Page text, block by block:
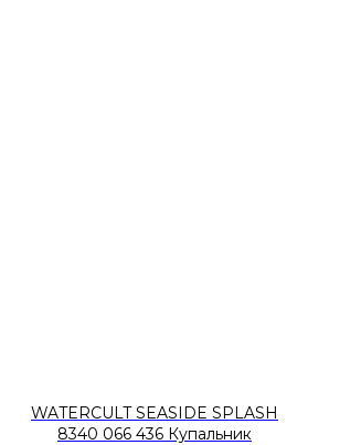
WATERCULT SEASIDE SPLASH
8340 066 436 Купальник